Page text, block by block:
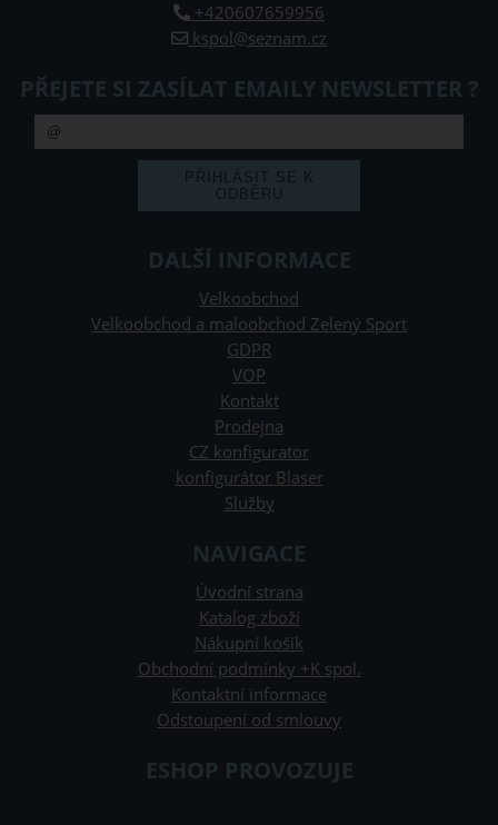
+420607659956
kspol@seznam.cz
PŘEJETE SI ZASÍLAT EMAILY NEWSLETTER ?
DALŠÍ INFORMACE
Velkoobchod
Velkoobchod a maloobchod Zelený Sport
GDPR
VOP
Kontakt
Prodejna
CZ konfigurator
konfigurátor Blaser
Služby
NAVIGACE
Úvodní strana
Katalog zboží
Nákupní košík
Obchodní podmínky +K spol.
Kontaktní informace
Odstoupení od smlouvy
ESHOP PROVOZUJE